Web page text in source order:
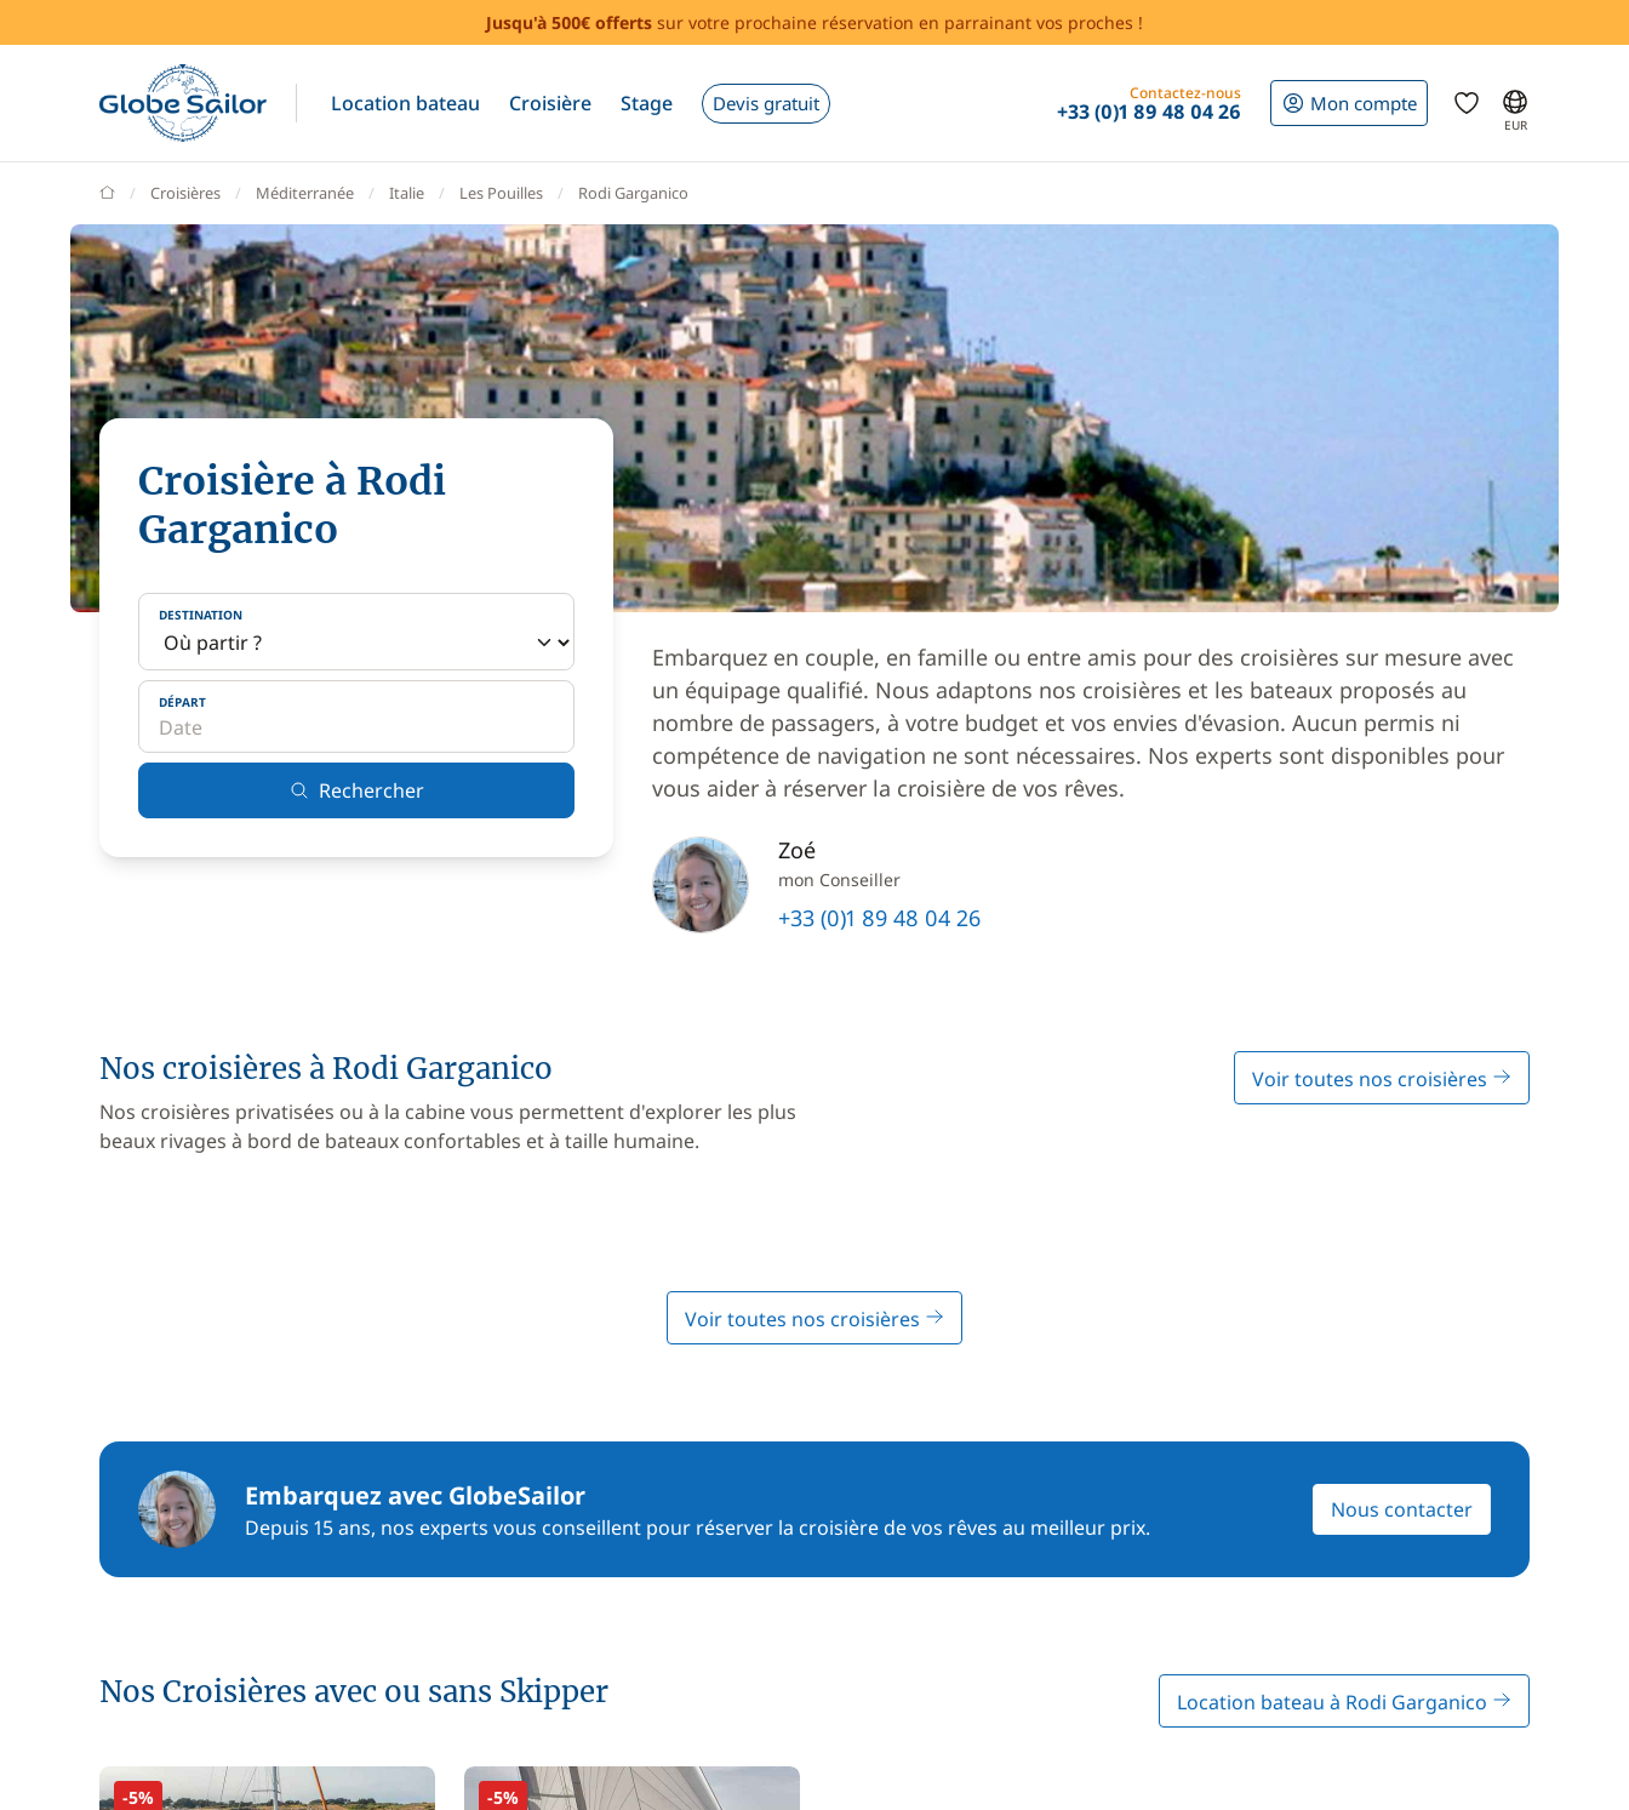
Jusqu'à 500€ offerts sur votre prochaine réservation en parrainant vos proches !
Location bateau Croisière Stage Devis gratuit Contactez-nous
+33 (0)1 89 48 04 26 Mon compte
EUR
GlobeSailor
Croisières Méditerranée Italie Les Pouilles Rodi Garganico
Croisière à Rodi
Garganico
DESTINATION
DÉPART
Rechercher
Embarquez en couple, en famille ou entre amis pour des croisières sur mesure avec
un équipage qualifié. Nous adaptons nos croisières et les bateaux proposés au
nombre de passagers, à votre budget et vos envies d'évasion. Aucun permis ni
compétence de navigation ne sont nécessaires. Nos experts sont disponibles pour
vous aider à réserver la croisière de vos rêves.
Zoé
mon Conseiller
+33 (0)1 89 48 04 26
Nos croisières à Rodi Garganico
Nos croisières privatisées ou à la cabine vous permettent d'explorer les plus
beaux rivages à bord de bateaux confortables et à taille humaine.
Voir toutes nos croisières
Voir toutes nos croisières
Embarquez avec GlobeSailor
Depuis 15 ans, nos experts vous conseillent pour réserver la croisière de vos rêves au meilleur prix.
Nous contacter
Nos Croisières avec ou sans Skipper Location bateau à Rodi Garganico
-5% -5%